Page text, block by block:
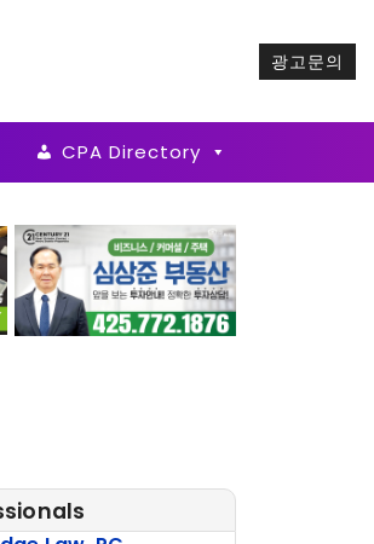
광고문의
CPA Directory
Law, PC